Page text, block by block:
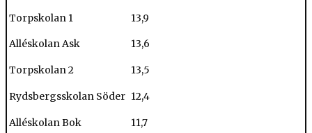
Torpskolan 1 13,9
Alléskolan Ask 13,6
Torpskolan 2 13,5
Rydsbergsskolan Söder 12,4
Alléskolan Bok 11,7